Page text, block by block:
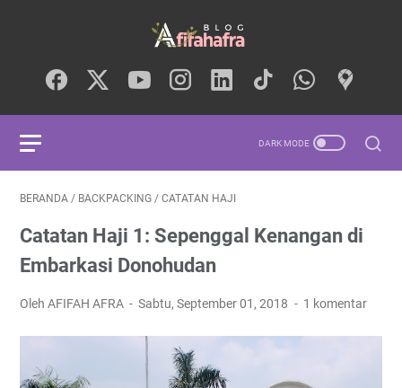
BERANDA / BACKPACKING / CATATAN HAJI
Catatan Haji 1: Sepenggal Kenangan di
Embarkasi Donohudan
Oleh AFIFAH AFRA Sabtu, September 01, 2018 1 komentar